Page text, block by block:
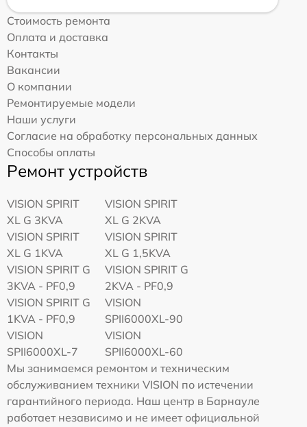
Стоимость ремонта
Оплата и доставка
Контакты
Вакансии
О компании
Ремонтируемые модели
Наши услуги
Согласие на обработку персональных данных
Способы оплаты
Ремонт устройств
VISION SPIRIT
XL G 3KVA
VISION SPIRIT
XL G 2KVA
VISION SPIRIT
XL G 1KVA
VISION SPIRIT
XL G 1,5KVA
VISION SPIRIT G
3KVA - PF0,9
VISION SPIRIT G
2KVA - PF0,9
VISION SPIRIT G
1KVA - PF0,9
VISION
SPII6000XL-90
VISION
SPII6000XL-7
VISION
SPII6000XL-60
Мы занимаемся ремонтом и техническим
обслуживанием техники VISION по истечении
гарантийного периода. Наш центр в Барнауле
работает независимо и не имеет официальной